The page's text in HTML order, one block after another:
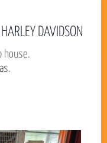
DAVIDSON
house.